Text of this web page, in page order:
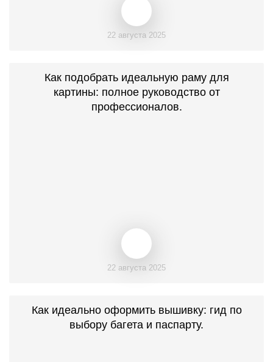
22 августа 2025
Как подобрать идеальную раму для
картины: полное руководство от
профессионалов.
22 августа 2025
Как идеально оформить вышивку: гид по
выбору багета и паспарту.